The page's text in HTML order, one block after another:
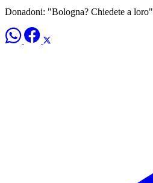
Donadoni: "Bologna? Chiedete a loro"